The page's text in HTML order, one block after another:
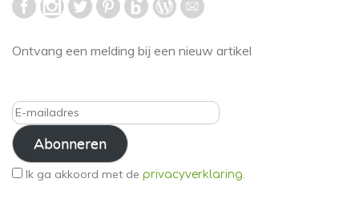
Ontvang een melding bij een nieuw artikel
E-
mailadresAbonneren
Ik ga akkoord met de privacyverklaring.